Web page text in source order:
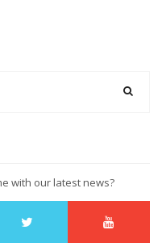
with our latest news?